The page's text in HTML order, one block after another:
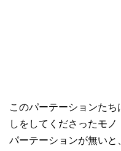
このパーテーションた
しをしてくださったモノ
パーテーションが無いと